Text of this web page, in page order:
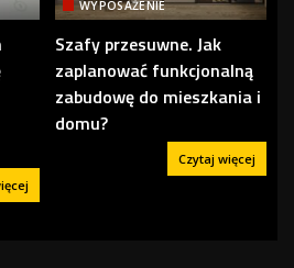
WYPOSAŻENIE
Szafy przesuwne. Jak
zaplanować funkcjonalną
zabudowę do mieszkania i
domu?
Czytaj więcej